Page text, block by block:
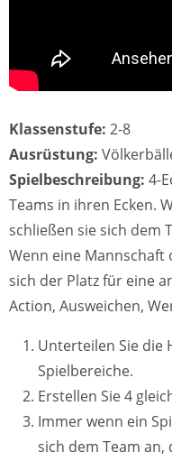
Klassenstufe: 2-8
Ausrüstung:
Spielbeschreibung: 4-
Teams in ihren Ecken.
schließen sie sich dem
Wenn eine
sich der Platz für eine
Action, Ausweichen,
Unterteilen Sie die
Spielbereiche.
Erstellen Sie 4
Immer wenn ein
sich dem Team